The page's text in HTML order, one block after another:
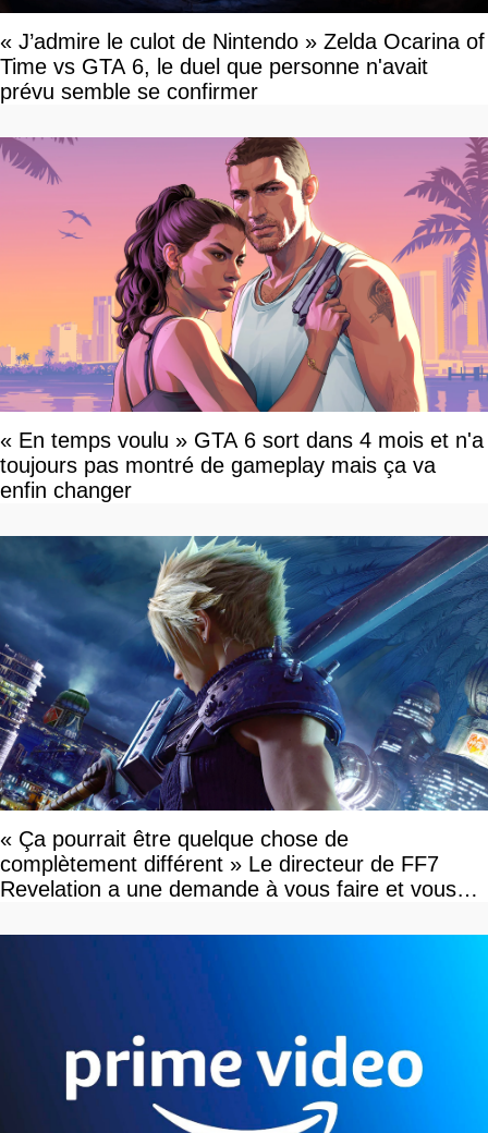
« J’admire le culot de Nintendo » Zelda Ocarina of
Time vs GTA 6, le duel que personne n'avait
prévu semble se confirmer
« En temps voulu » GTA 6 sort dans 4 mois et n'a
toujours pas montré de gameplay mais ça va
enfin changer
« Ça pourrait être quelque chose de
complètement différent » Le directeur de FF7
Revelation a une demande à vous faire et vous